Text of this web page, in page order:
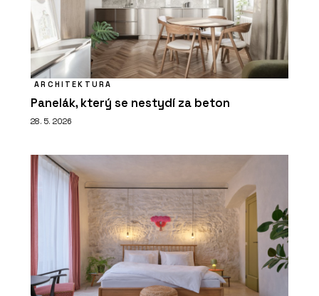
ARCHITEKTURA
Panelák, který se nestydí za beton
28. 5. 2026